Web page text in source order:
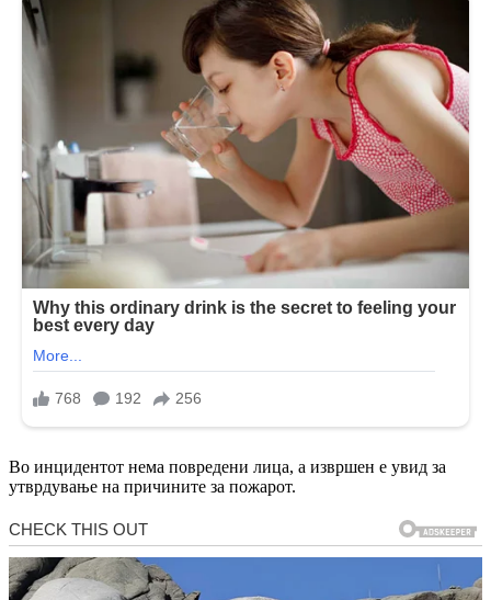
Во инцидентот нема повредени лица, а извршен е увид за
утврдување на причините за пожарот.